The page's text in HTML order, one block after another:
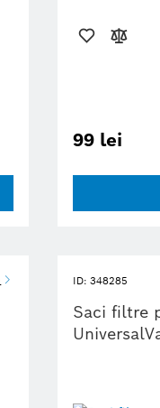
99 lei
ID: 348285
Saci filtre